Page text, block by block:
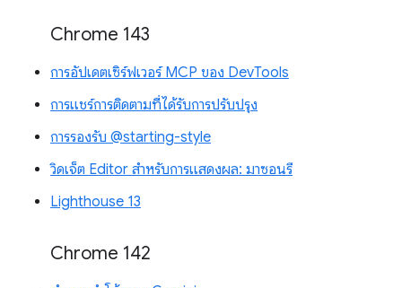
Chrome 143
การอัปเดตเซิร์ฟเวอร์ MCP ของ DevTools
การแชร์การติดตามที่ได้รับการปรับปรุง
การรองรับ @starting-style
วิดเจ็ต Editor สำหรับการแสดงผล: มาซอนรี
Lighthouse 13
Chrome 142